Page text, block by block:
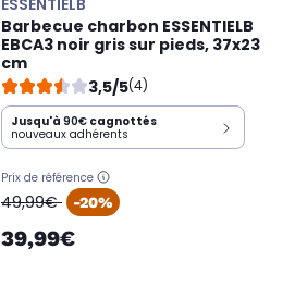
ESSENTIELB
Barbecue charbon ESSENTIELB
EBCA3 noir gris sur pieds, 37x23
cm
3,5/5(4)
Jusqu'à 90€ cagnottés
nouveaux adhérents
Prix de référence
oldPrice
49,99€ -20%
39,99€